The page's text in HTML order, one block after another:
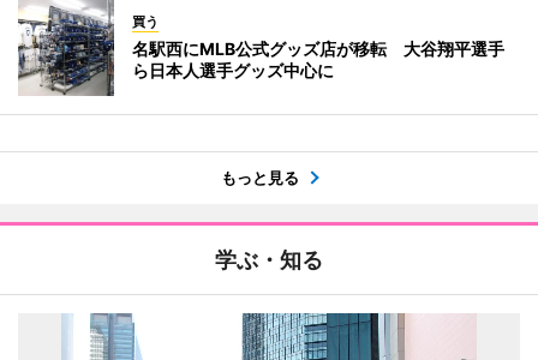
買う
名駅西にMLB公式グッズ店が移転 大谷翔平選手
ら日本人選手グッズ中心に
もっと見る
学ぶ・知る